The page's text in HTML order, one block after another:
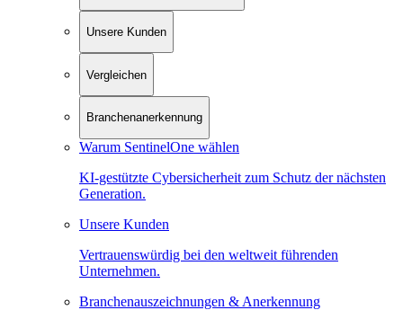
Unsere Kunden
Vergleichen
Branchenanerkennung
Warum SentinelOne wählen
KI-gestützte Cybersicherheit zum Schutz der nächsten
Generation.
Unsere Kunden
Vertrauenswürdig bei den weltweit führenden
Unternehmen.
Branchenauszeichnungen & Anerkennung